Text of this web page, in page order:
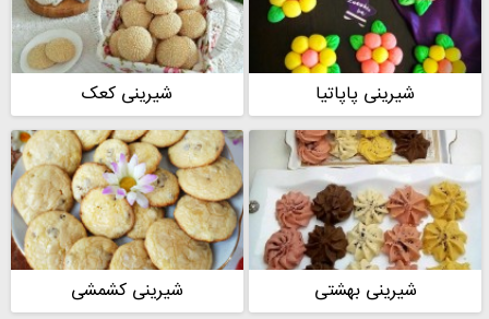
شیرینی پاپاتیا شیرینی کعک
شیرینی بهشتی شیرینی کشمشی